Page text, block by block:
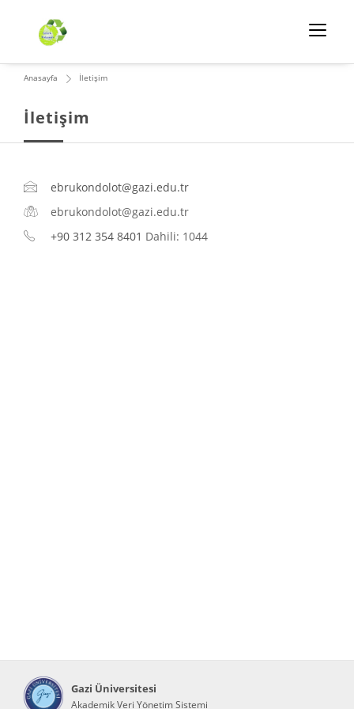
İletişim
Anasayfa İletişim
ebrukondolot@gazi.edu.tr
ebrukondolot@gazi.edu.tr
+90 312 354 8401 Dahili: 1044
Gazi Üniversitesi
Akademik Veri Yönetim Sistemi